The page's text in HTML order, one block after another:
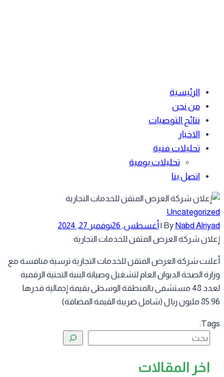
الرئيسية
من نحن
نتائج التوصيات
الاخبار
تحليلات فنية
تحليلات يومية
اتصل بنا
ByNabd
|أغسطس, 26
نوفمبر 27, 2024
شركة العرض المتقن للخدمات التجارية
شركة العرض المتقن للخدمات التجارية ترسية منافسة مع
الصحة الديوان العام لتشغيل وصيانة البنية التحتية الرقمية
لعدد 48 مستشفى بالمنطقة الوسطى بقيمة إجمالية قدرها
ضريبة القيمة المضافة)
البحث
اخر المقالات